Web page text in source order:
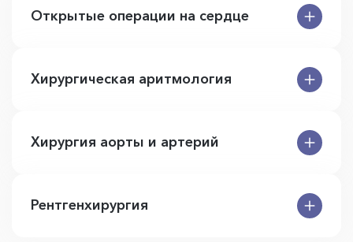
Открытые операции на сердце
Хирургическая аритмология
Хирургия аорты и артерий
Рентгенхирургия